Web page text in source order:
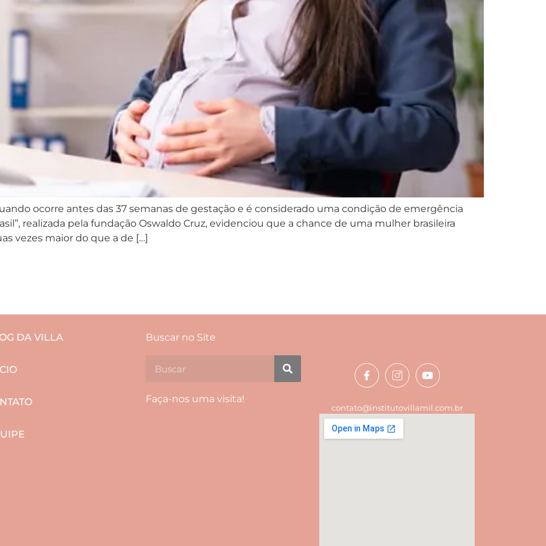
ocorre antes das 37 semanas de gestação e é considerado uma condição de emergência
realizada pela fundação Oswaldo Cruz, evidenciou que a chance de uma mulher brasileira
vezes maior do que a de […]
DA VILLA Buscar no Site
Faça-nos uma visita!
contato@institutovillamil.com.br